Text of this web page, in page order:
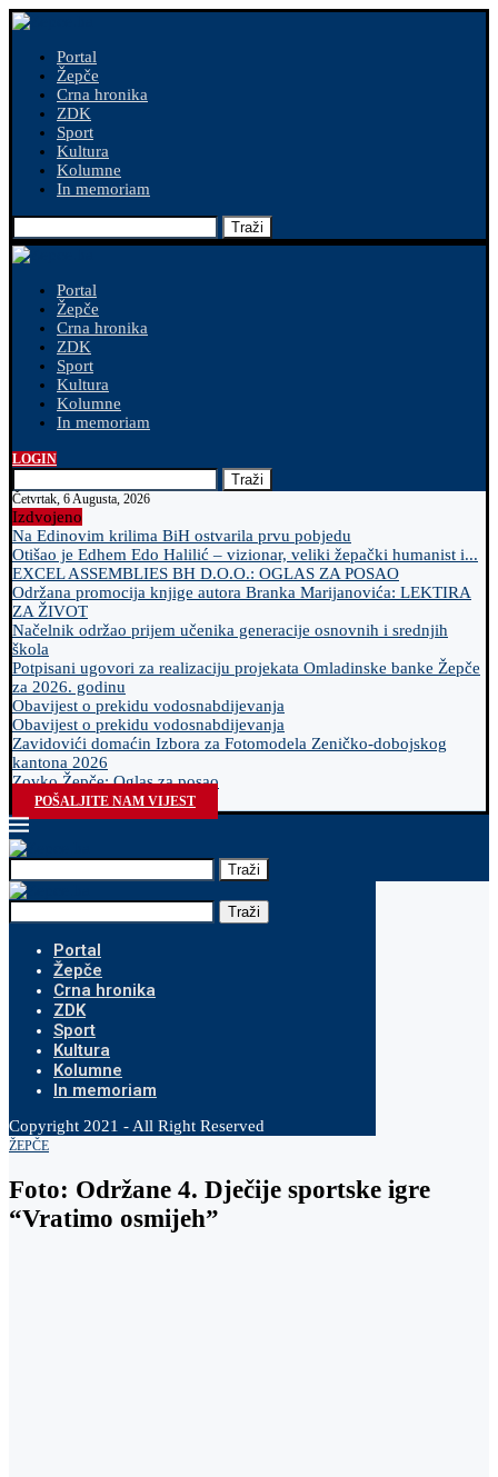
Portal
Žepče
Crna hronika
ZDK
Sport
Kultura
Kolumne
In memoriam
Traži
Portal
Žepče
Crna hronika
ZDK
Sport
Kultura
Kolumne
In memoriam
LOGIN
Traži
Četvrtak, 6 Augusta, 2026
Izdvojeno
Na Edinovim krilima BiH ostvarila prvu pobjedu
Otišao je Edhem Edo Halilić – vizionar, veliki žepački humanist i...
EXCEL ASSEMBLIES BH D.O.O.: OGLAS ZA POSAO
Održana promocija knjige autora Branka Marijanovića: LEKTIRA
ZA ŽIVOT
Načelnik održao prijem učenika generacije osnovnih i srednjih
škola
Potpisani ugovori za realizaciju projekata Omladinske banke Žepče
za 2026. godinu
Obavijest o prekidu vodosnabdijevanja
Obavijest o prekidu vodosnabdijevanja
Zavidovići domaćin Izbora za Fotomodela Zeničko-dobojskog
kantona 2026
Zovko Žepče: Oglas za posao
POŠALJITE NAM VIJEST
Traži
Traži
Portal
Žepče
Crna hronika
ZDK
Sport
Kultura
Kolumne
In memoriam
Copyright 2021 - All Right Reserved
ŽEPČE
Foto: Održane 4. Dječije sportske igre
“Vratimo osmijeh”